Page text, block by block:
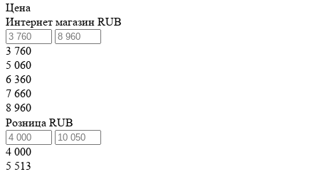
Цена
Интернет магазин RUB
3 760
5 060
6 360
7 660
8 960
Розница RUB
4 000
5 513